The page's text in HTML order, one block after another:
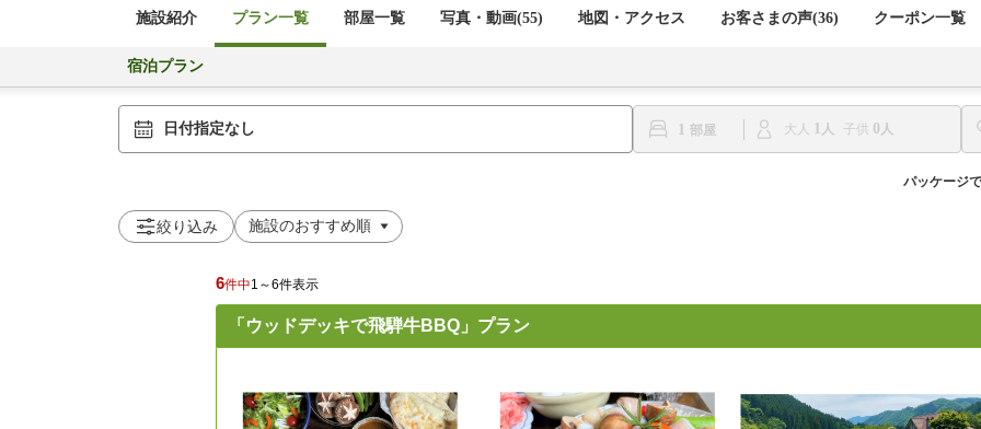
施設紹介 プラン一覧 部屋一覧 写真・動画(55) 地図・アクセス お客さまの声(36) クーポン一覧
宿泊プラン
日付指定なし 1 大人 1 子供 0
パッケージ
絞り込み
6件中1～6件表示
「ウッドデッキで飛騨牛BBQ」プラン